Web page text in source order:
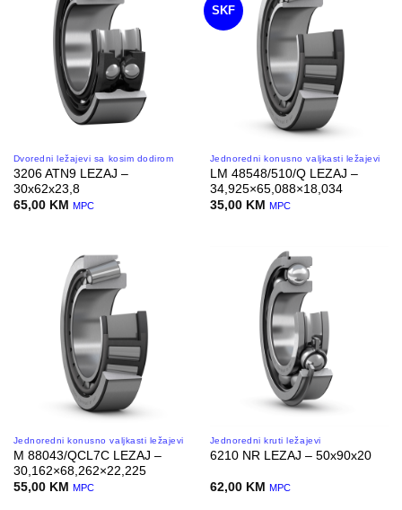
Dvoredni ležajevi sa kosim dodirom
3206 ATN9 LEZAJ –
30x62x23,8
65,00 KM MPC
SKF
Jednoredni konusno valjkasti ležajevi
LM 48548/510/Q LEZAJ –
34,925×65,088×18,034
35,00 KM MPC
Jednoredni konusno valjkasti ležajevi
M 88043/QCL7C LEZAJ –
30,162×68,262×22,225
55,00 KM MPC
Jednoredni kruti ležajevi
6210 NR LEZAJ – 50x90x20
62,00 KM MPC